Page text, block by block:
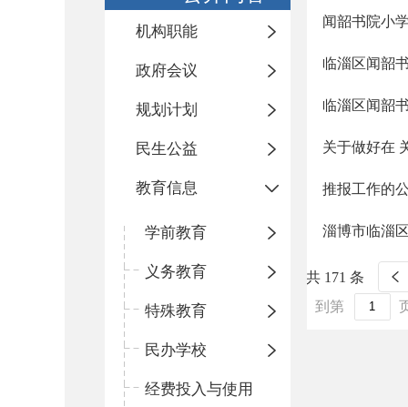
机构职能
政府会议
规划计划
民生公益
教育信息
学前教育
义务教育
特殊教育
民办学校
经费投入与使用
闻韶书院小
临淄区闻韶
临淄区闻韶
关于做好在
推报工作的
淄博市临淄
共 171 条
到第